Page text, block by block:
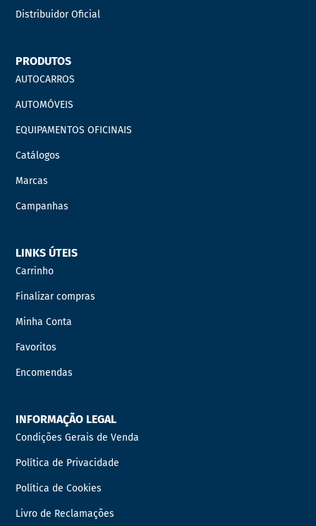
Distribuidor Oficial
PRODUTOS
AUTOCARROS
AUTOMÓVEIS
EQUIPAMENTOS OFICINAIS
Catálogos
Marcas
Campanhas
LINKS ÚTEIS
Carrinho
Finalizar compras
Minha Conta
Favoritos
Encomendas
INFORMAÇÃO LEGAL
Condições Gerais de Venda
Política de Privacidade
Política de Cookies
Livro de Reclamações